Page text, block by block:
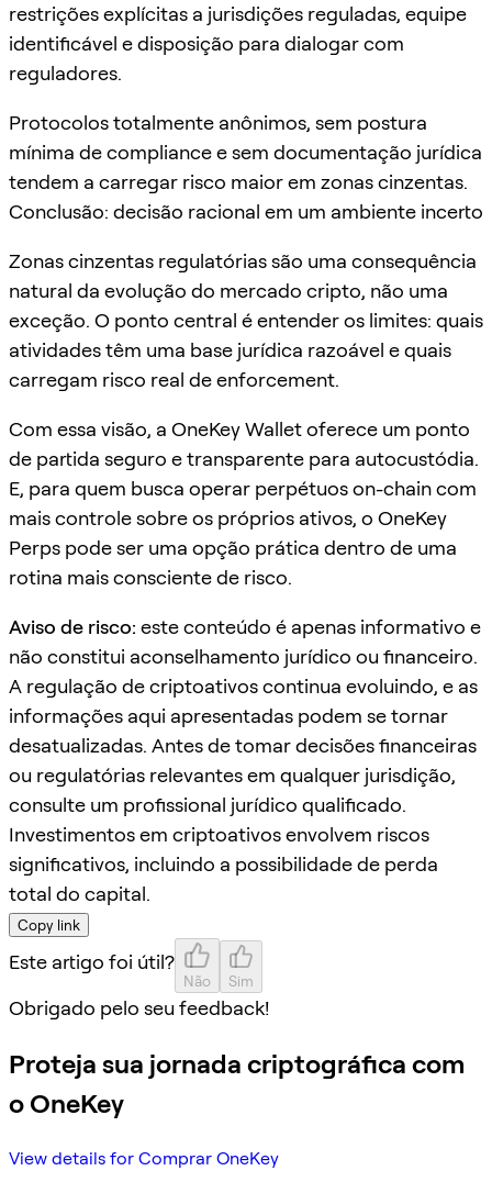
restrições explícitas a jurisdições reguladas, equipe
identificável e disposição para dialogar com
reguladores.
Protocolos totalmente anônimos, sem postura
mínima de compliance e sem documentação jurídica
tendem a carregar risco maior em zonas cinzentas.
Conclusão: decisão racional em um ambiente incerto
Zonas cinzentas regulatórias são uma consequência
natural da evolução do mercado cripto, não uma
exceção. O ponto central é entender os limites: quais
atividades têm uma base jurídica razoável e quais
carregam risco real de enforcement.
Com essa visão, a OneKey Wallet oferece um ponto
de partida seguro e transparente para autocustódia.
E, para quem busca operar perpétuos on-chain com
mais controle sobre os próprios ativos, o OneKey
Perps pode ser uma opção prática dentro de uma
rotina mais consciente de risco.
Aviso de risco: este conteúdo é apenas informativo e
não constitui aconselhamento jurídico ou financeiro.
A regulação de criptoativos continua evoluindo, e as
informações aqui apresentadas podem se tornar
desatualizadas. Antes de tomar decisões financeiras
ou regulatórias relevantes em qualquer jurisdição,
consulte um profissional jurídico qualificado.
Investimentos em criptoativos envolvem riscos
significativos, incluindo a possibilidade de perda
total do capital.
Copy link
Este artigo foi útil?
Não Sim
Obrigado pelo seu feedback!
Proteja sua jornada criptográfica com
o OneKey
View details for Comprar OneKey